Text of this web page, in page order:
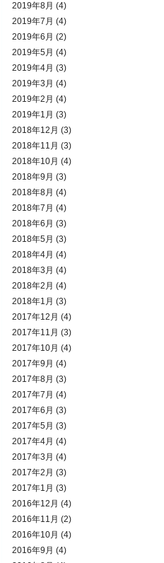
2019年8月 (4)
2019年7月 (4)
2019年6月 (2)
2019年5月 (4)
2019年4月 (3)
2019年3月 (4)
2019年2月 (4)
2019年1月 (3)
2018年12月 (3)
2018年11月 (3)
2018年10月 (4)
2018年9月 (3)
2018年8月 (4)
2018年7月 (4)
2018年6月 (3)
2018年5月 (3)
2018年4月 (4)
2018年3月 (4)
2018年2月 (4)
2018年1月 (3)
2017年12月 (4)
2017年11月 (3)
2017年10月 (4)
2017年9月 (4)
2017年8月 (3)
2017年7月 (4)
2017年6月 (3)
2017年5月 (3)
2017年4月 (4)
2017年3月 (4)
2017年2月 (3)
2017年1月 (3)
2016年12月 (4)
2016年11月 (2)
2016年10月 (4)
2016年9月 (4)